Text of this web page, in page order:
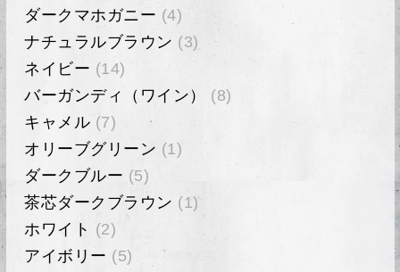
ダークマホガニー (4)
ナチュラルブラウン (3)
ネイビー (14)
バーガンディ（ワイン）
(8)
キャメル (7)
オリーブグリーン (1)
ダークブルー (5)
茶芯ダークブラウン (1)
ホワイト (2)
アイボリー (5)